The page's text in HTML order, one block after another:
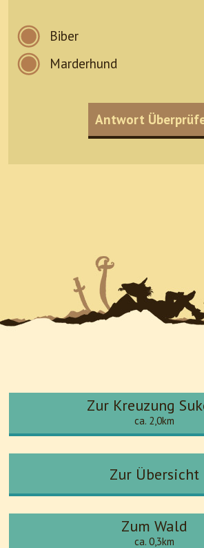
Biber
Marderhund
Antwort
Zur Kreuzung
ca. 2,0km
Zur Übersicht
Zum Wald
ca. 0,3km